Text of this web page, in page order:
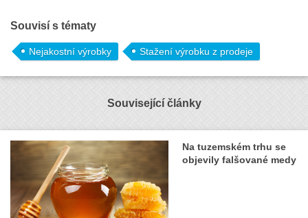
Souvisí s tématy
Nejakostní výrobky Stažení výrobku z prodeje
Související články
Na tuzemském trhu se
objevily falšované medy